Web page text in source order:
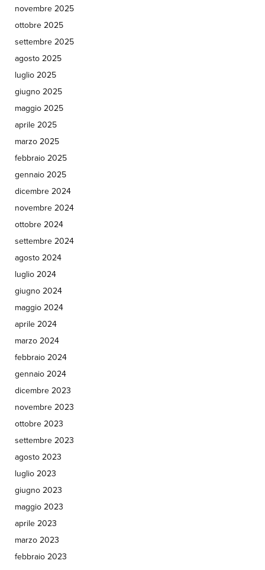
novembre 2025
ottobre 2025
settembre 2025
agosto 2025
luglio 2025
giugno 2025
maggio 2025
aprile 2025
marzo 2025
febbraio 2025
gennaio 2025
dicembre 2024
novembre 2024
ottobre 2024
settembre 2024
agosto 2024
luglio 2024
giugno 2024
maggio 2024
aprile 2024
marzo 2024
febbraio 2024
gennaio 2024
dicembre 2023
novembre 2023
ottobre 2023
settembre 2023
agosto 2023
luglio 2023
giugno 2023
maggio 2023
aprile 2023
marzo 2023
febbraio 2023